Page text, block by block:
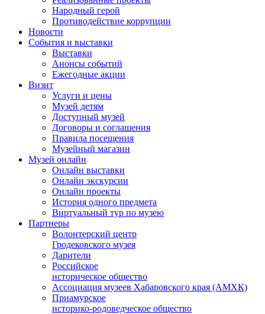
Народный герой
Противодействие коррупции
Новости
События и выставки
Выставки
Анонсы событий
Ежегодные акции
Визит
Услуги и цены
Музей детям
Доступный музей
Договоры и соглашения
Правила посещения
Музейный магазин
Музей онлайн
Онлайн выставки
Онлайн экскурсии
Онлайн проекты
История одного предмета
Виртуальный тур по музею
Партнеры
Волонтерский центр
Гродековского музея
Дарители
Российское
историческое общество
Ассоциация музеев Хабаровского края (АМХК)
Приамурское
историко-родоведческое общество